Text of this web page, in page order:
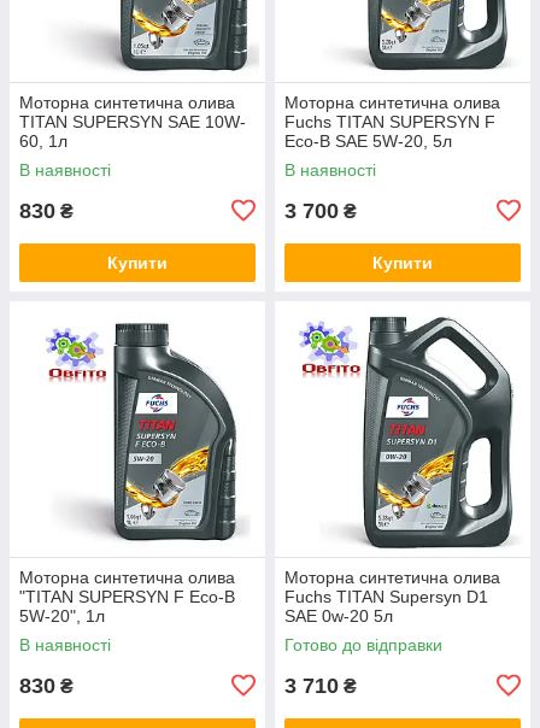
Моторна синтетична олива
TITAN SUPERSYN SAE 10W-
60, 1л
В наявності
830 ₴
Купити
Моторна синтетична олива
Fuchs TITAN SUPERSYN F
Eco-B SAE 5W-20, 5л
В наявності
3 700 ₴
Купити
Моторна синтетична олива
"TITAN SUPERSYN F Eco-B
5W-20", 1л
В наявності
830 ₴
Моторна синтетична олива
Fuchs TITAN Supersyn D1
SAE 0w-20 5л
Готово до відправки
3 710 ₴